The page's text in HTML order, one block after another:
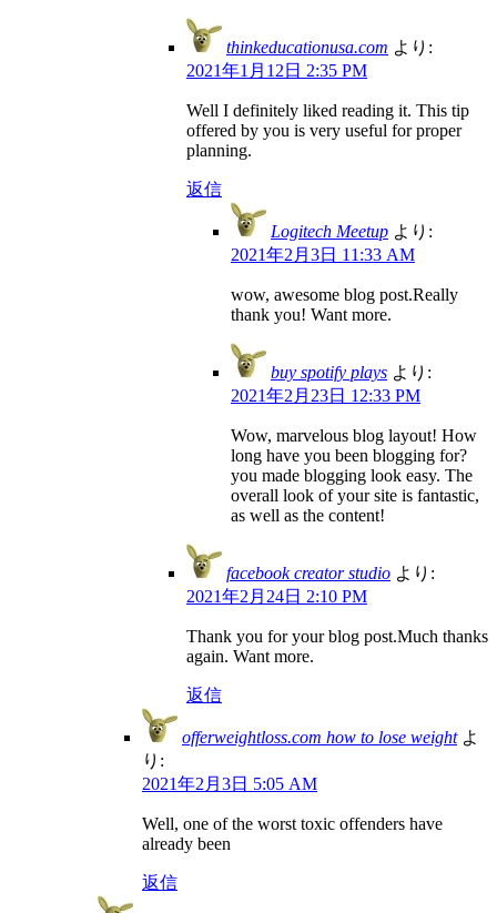
thinkeducationusa.com より:
2021年1月12日 2:35 PM
Well I definitely liked reading it. This tip
offered by you is very useful for proper
planning.
返信
Logitech Meetup より:
2021年2月3日 11:33 AM
wow, awesome blog post.Really
thank you! Want more.
buy spotify plays より:
2021年2月23日 12:33 PM
Wow, marvelous blog layout! How
long have you been blogging for?
you made blogging look easy. The
overall look of your site is fantastic,
as well as the content!
facebook creator studio より:
2021年2月24日 2:10 PM
Thank you for your blog post.Much thanks
again. Want more.
返信
offerweightloss.com how to lose weight よ
り:
2021年2月3日 5:05 AM
Well, one of the worst toxic offenders have
already been
返信